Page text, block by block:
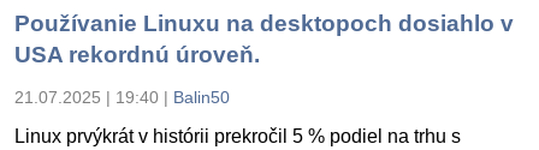
Používanie Linuxu na desktopoch dosiahlo v
USA rekordnú úroveň.
21.07.2025 | 19:40 | Balin50
Linux prvýkrát v histórii prekročil 5 % podiel na trhu s